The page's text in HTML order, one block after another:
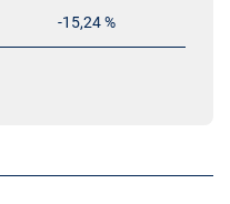
-15,24 %